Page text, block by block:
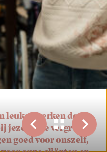
leuker werken doen
jezelf. We vergroten
goed voor onszelf,